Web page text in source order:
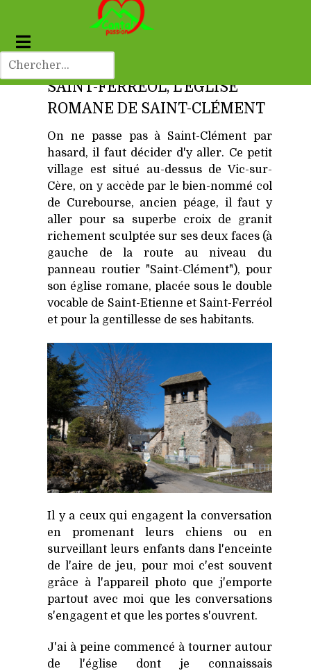
SAINT-FERRÉOL, L'ÉGLISE
ROMANE DE SAINT-CLÉMENT
On ne passe pas à Saint-Clément par
hasard, il faut décider d'y aller. Ce petit
village est situé au-dessus de Vic-sur-
Cère, on y accède par le bien-nommé col
de Curebourse, ancien péage, il faut y
aller pour sa superbe croix de granit
richement sculptée sur ses deux faces (à
gauche de la route au niveau du
panneau routier "Saint-Clément"), pour
son église romane, placée sous le double
vocable de Saint-Etienne et Saint-Ferréol
et pour la gentillesse de ses habitants.
Il y a ceux qui engagent la conversation
en promenant leurs chiens ou en
surveillant leurs enfants dans l'enceinte
de l'aire de jeu, pour moi c'est souvent
grâce à l'appareil photo que j'emporte
partout avec moi que les conversations
s'engagent et que les portes s'ouvrent.
J'ai à peine commencé à tourner autour
de l'église dont je connaissais